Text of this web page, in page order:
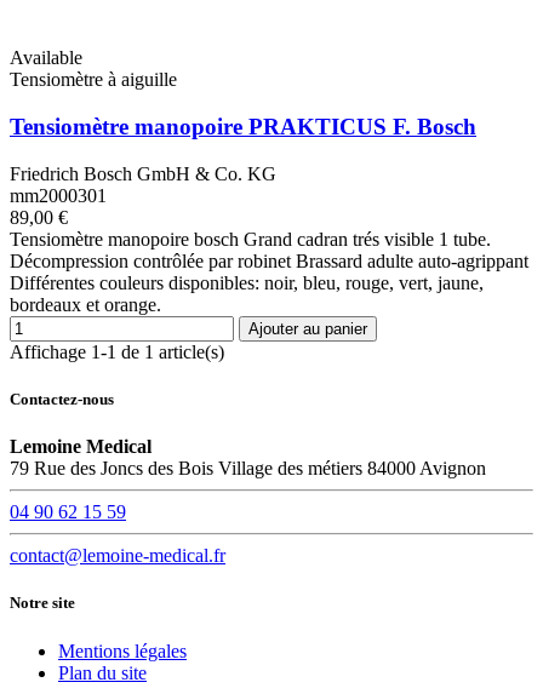
Available
Tensiomètre à aiguille
Tensiomètre manopoire PRAKTICUS F. Bosch
Friedrich Bosch GmbH & Co. KG
mm2000301
89,00 €
Tensiomètre manopoire bosch Grand cadran trés visible 1 tube.
Décompression contrôlée par robinet Brassard adulte auto-agrippant
Différentes couleurs disponibles: noir, bleu, rouge, vert, jaune,
bordeaux et orange.
Ajouter au panier
Affichage 1-1 de 1 article(s)
Contactez-nous
Lemoine Medical
79 Rue des Joncs des Bois Village des métiers 84000 Avignon
04 90 62 15 59
contact@lemoine-medical.fr
Notre site
Mentions légales
Plan du site